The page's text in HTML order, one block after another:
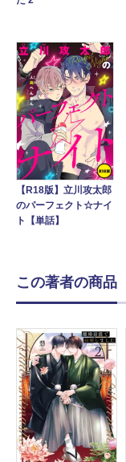
【R18版】立川攻太郎
のパーフェクト☆ナイ
ト【単話】
この著者の商品